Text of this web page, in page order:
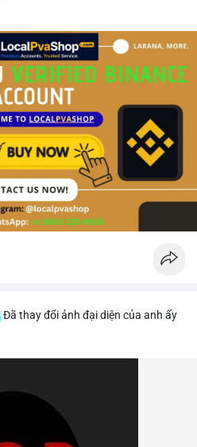
Đã thay đổi ảnh đại diện của anh ấy